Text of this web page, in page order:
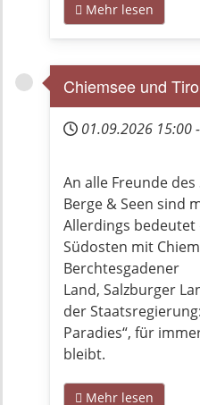
Mehr lesen
Chiemsee und
01.09.2026 15:00-
An alle Freunde des
Berge & Seen sind
Allerdings
Südosten mit
Berchtesgadener
Land, Salzburger
der
Paradies“, für
bleibt.
Mehr lesen